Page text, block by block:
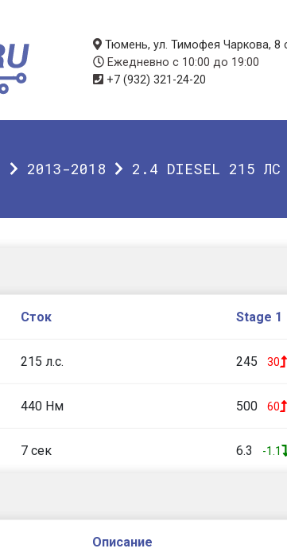
Тюмень, ул. Тимофея Чаркова, 8
Ежедневно с 10:00 до 19:00
+7 (932) 321-24-20
2013-2018 2.4 DIESEL 215 ЛС
Сток Stage 1
215 л.с. 245 30
440 Нм 500 60
7 сек 6.3 -1.1
Описание